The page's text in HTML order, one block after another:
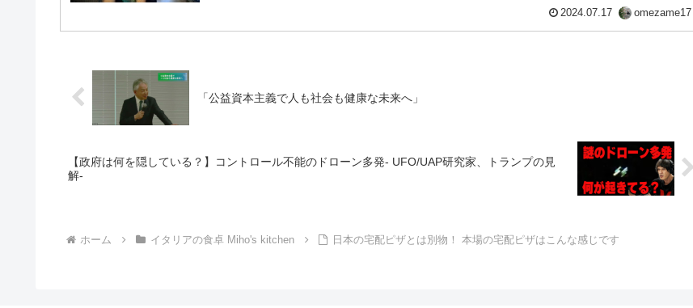
2024.07.17 omezame17
「公益資本主義で人も社会も健康な未来へ」
【政府は何を隠している？】コントロール不能のドローン多発- UFO/UAP研究家、トランプの見
解-
ホーム イタリアの食卓 Miho's kitchen 日本の宅配ピザとは別物！ 本場の宅配ピザはこんな感じです